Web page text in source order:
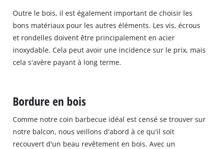
Outre le bois, il est également important de choisir les
bons matériaux pour les autres éléments. Les vis, écrous
et rondelles doivent être principalement en acier
inoxydable. Cela peut avoir une incidence sur le prix, mais
cela s'avère payant à long terme.
Bordure en bois
Comme notre coin barbecue idéal est censé se trouver sur
notre balcon, nous veillons d'abord à ce qu'il soit
recouvert d'un beau revêtement en bois. Avec un